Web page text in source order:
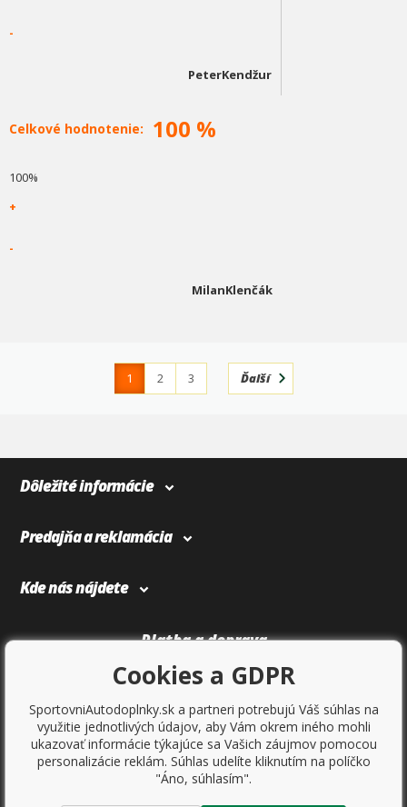
-
PeterKendžur
Celkové hodnotenie: 100 %
100%
+
-
MilanKlenčák
1 2
3
Ďalší
Dôležité informácie
Predajňa a reklamácia
Kde nás nájdete
Platba a doprava
Cookies a GDPR
SportovniAutodoplnky.sk a partneri potrebujú Váš súhlas na
využitie jednotlivých údajov, aby Vám okrem iného mohli
ukazovať informácie týkajúce sa Vašich záujmov pomocou
personalizácie reklám. Súhlas udelíte kliknutím na políčko
"Áno, súhlasím".